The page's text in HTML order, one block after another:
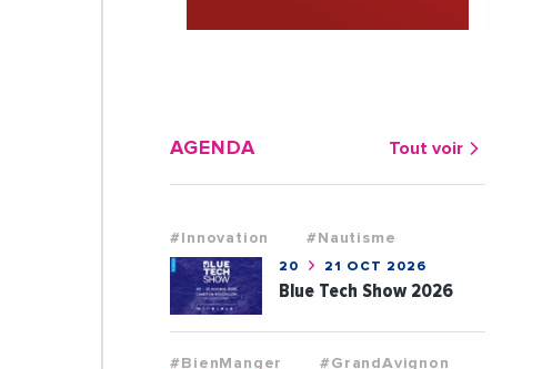
AGENDA Tout voir
#Innovation #Nautisme
20 21 OCT 2026
Blue Tech Show 2026
#BienManger #GrandAvignon